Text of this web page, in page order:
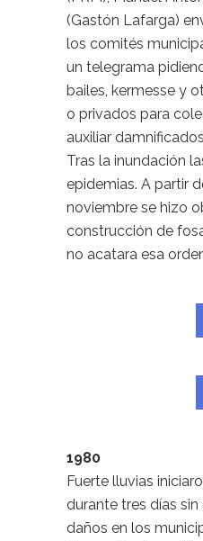
(Gastón Lafarga)
los comités
un telegrama
bailes, kermesse y
o privados para
auxiliar
Tras la inundación
epidemias. A partir
noviembre se hizo
construcción de
no acatara esa
1980
Fuerte lluvias
durante tres días
daños en los